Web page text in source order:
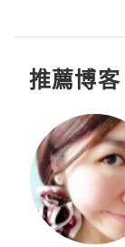
推薦博客